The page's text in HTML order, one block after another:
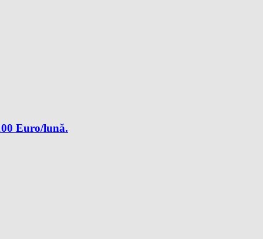
Euro/lună.